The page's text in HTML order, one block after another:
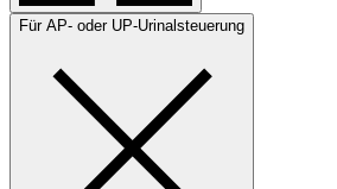
Für AP- oder UP-Urinalsteuerung